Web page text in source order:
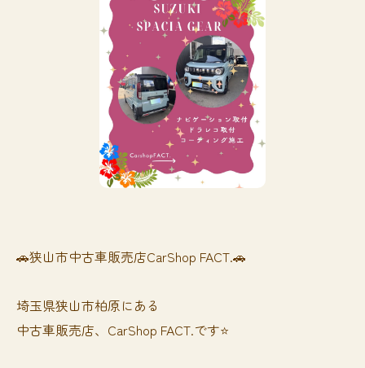
🚗狭山市中古車販売店CarShop FACT.🚗
埼玉県狭山市柏原にある
中古車販売店、CarShop FACT.です⭐️